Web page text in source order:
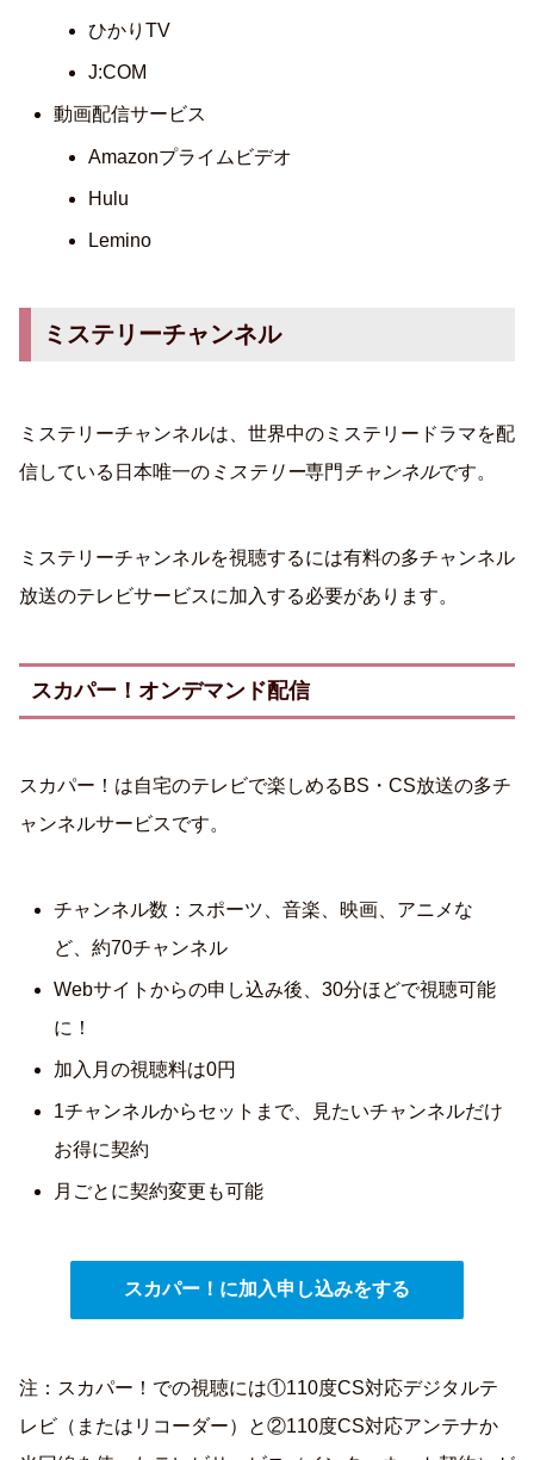
ひかりTV
J:COM
動画配信サービス
Amazonプライムビデオ
Hulu
Lemino
ミステリーチャンネル
ミステリーチャンネルは、世界中のミステリードラマを配
信している日本唯一の ミステリー専門 チャンネルです。
ミステリーチャンネルを視聴するには有料の多チャンネル
放送のテレビサービスに加入する必要があります。
スカパー！オンデマンド配信
スカパー！は自宅のテレビで楽しめるBS・CS放送の多チ
ャンネルサービスです。
チャンネル数：スポーツ、音楽、映画、アニメな
ど、約70チャンネル
Webサイトからの申し込み後、30分ほどで視聴可能
に！
加入月の視聴料は0円
1チャンネルからセットまで、見たいチャンネルだけ
お得に契約
月ごとに契約変更も可能
スカパー！に加入申し込みをする
注：スカパー！での視聴には①110度CS対応デジタルテ
レビ（またはリコーダー）と②110度CS対応アンテナか